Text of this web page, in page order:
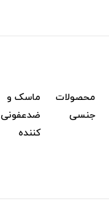
محصولات
جنسی
ماسک و
ضدعفونی
کننده